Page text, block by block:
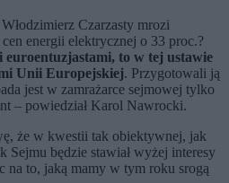
Czarzasty mrozi
energii elektrycznej o 33 proc.?
to w tej ustawie
Unii Europejskiej. Przygotowali ją
jest w zamrażarce sejmowej tylko
– powiedział Karol Nawrocki.
że w kwestii tak obiektywnej, jak
Sejmu będzie stawiał wyżej interesy
na to, jaką mamy w tym roku srogą